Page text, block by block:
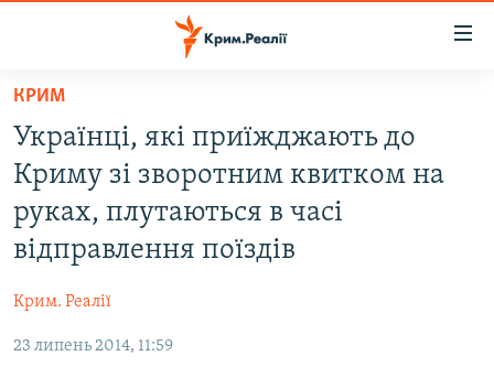
Перейти
основного
матеріалу
Перейти
до
основної
Перейти
до
ВОДА.КРИМ
ВІДЕО ТА ФОТО
ПОЛІТИКА
ПОГЛЯД
ІНТЕРВ'Ю
КРИМ
Українці, які приїжджають до
Криму зі зворотним квитком на
руках, плутаються в часі
відправлення поїздів
Крим. Реалії
23 липень 2014, 11:59